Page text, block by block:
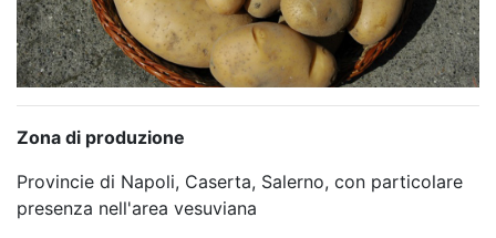
Zona di produzione
Provincie di Napoli, Caserta, Salerno, con particolare
presenza nell'area vesuviana